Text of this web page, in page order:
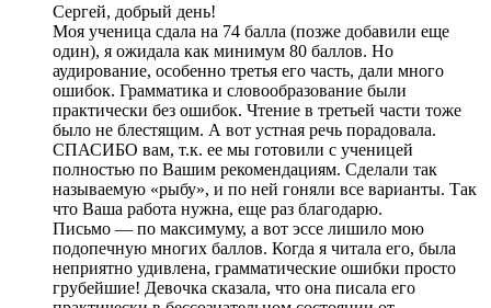
Сергей, добрый день!
Моя ученица сдала на 74 балла (позже добавили еще
один), я ожидала как минимум 80 баллов. Но
аудирование, особенно третья его часть, дали много
ошибок. Грамматика и словообразование были
практически без ошибок. Чтение в третьей части тоже
было не блестящим. А вот устная речь порадовала.
СПАСИБО вам, т.к. ее мы готовили с ученицей
полностью по Вашим рекомендациям. Сделали так
называемую «рыбу», и по ней гоняли все варианты. Так
что Ваша работа нужна, еще раз благодарю.
Письмо — по максимуму, а вот эссе лишило мою
подопечную многих баллов. Когда я читала его, была
неприятно удивлена, грамматические ошибки просто
грубейшие! Девочка сказала, что она писала его